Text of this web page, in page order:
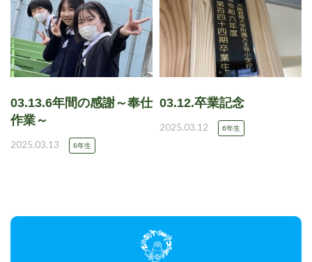
03.13.6年間の感謝～奉仕
作業～
2025.03.13 6年生
03.12.卒業記念
2025.03.12 6年生